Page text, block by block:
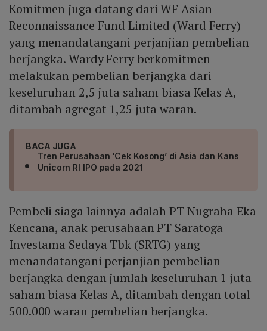
Komitmen juga datang dari WF Asian
Reconnaissance Fund Limited (Ward Ferry)
yang menandatangani perjanjian pembelian
berjangka. Wardy Ferry berkomitmen
melakukan pembelian berjangka dari
keseluruhan 2,5 juta saham biasa Kelas A,
ditambah agregat 1,25 juta waran.
BACA JUGA
Tren Perusahaan ‘Cek Kosong’ di Asia dan Kans
Unicorn RI IPO pada 2021
Pembeli siaga lainnya adalah PT Nugraha Eka
Kencana, anak perusahaan PT Saratoga
Investama Sedaya Tbk (SRTG) yang
menandatangani perjanjian pembelian
berjangka dengan jumlah keseluruhan 1 juta
saham biasa Kelas A, ditambah dengan total
500.000 waran pembelian berjangka.